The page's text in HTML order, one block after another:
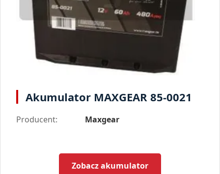
Akumulator MAXGEAR 85-0021
Producent: Maxgear
Zobacz akumulator